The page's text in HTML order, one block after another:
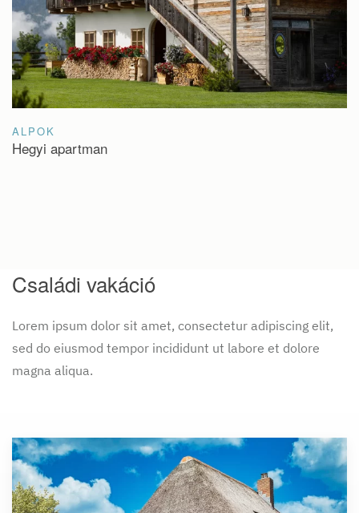
ALPOK
Hegyi apartman
Családi vakáció
Lorem ipsum dolor sit amet, consectetur adipiscing elit,
sed do eiusmod tempor incididunt ut labore et dolore
magna aliqua.